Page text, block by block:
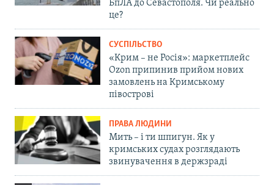
БпЛА до Севастополя. Чи реально
це?
СУСПІЛЬСТВО
«Крим – не Росія»: маркетплейс
Ozon припинив прийом нових
замовлень на Кримському
півострові
ПРАВА ЛЮДИНИ
Мить – і ти шпигун. Як у
кримських судах розглядають
звинувачення в держзраді